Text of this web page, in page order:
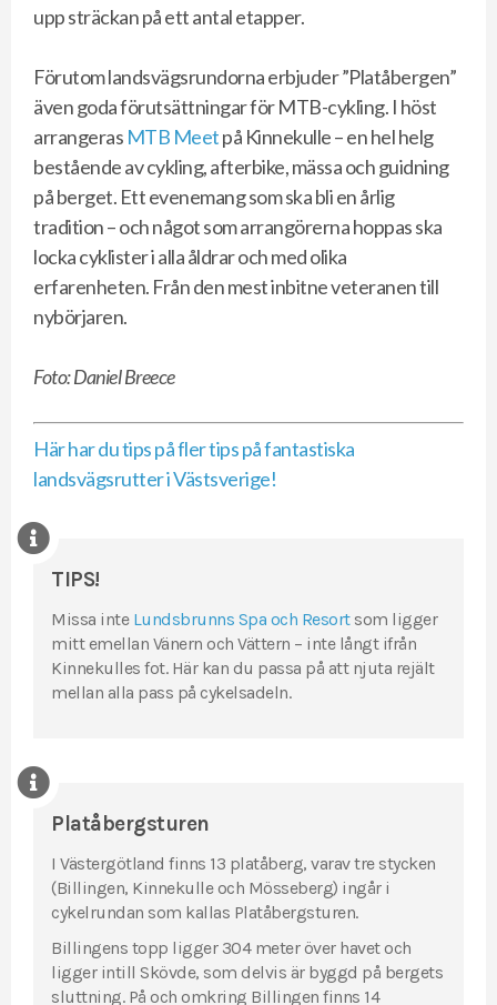
upp sträckan på ett antal etapper.
Förutom landsvägsrundorna erbjuder ”Platåbergen”
även goda förutsättningar för MTB-cykling. I höst
arrangeras MTB Meetpå Kinnekulle – en hel helg
bestående av cykling, afterbike, mässa och guidning
på berget. Ett evenemang som ska bli en årlig
tradition – och något som arrangörerna hoppas ska
locka cyklister i alla åldrar och med olika
erfarenheten. Från den mest inbitne veteranen till
nybörjaren.
Foto: Daniel Breece
Här har du tips på fler tips på fantastiska
landsvägsrutter i Västsverige!
TIPS!
Missa inte Lundsbrunns Spa och Resortsom ligger
mitt emellan Vänern och Vättern – inte långt ifrån
Kinnekulles fot. Här kan du passa på att njuta rejält
mellan alla pass på cykelsadeln.
Platåbergsturen
I Västergötland finns 13 platåberg, varav tre stycken
(Billingen, Kinnekulle och Mösseberg) ingår i
cykelrundan som kallas Platåbergsturen.
Billingens topp ligger 304 meter över havet och
ligger intill Skövde, som delvis är byggd på bergets
sluttning. På och omkring Billingen finns 14